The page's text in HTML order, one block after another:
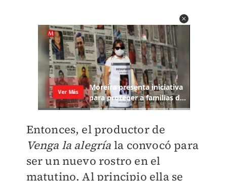
Entonces, el productor de
Venga la alegría la convocó para
ser un nuevo rostro en el
matutino. Al principio ella se